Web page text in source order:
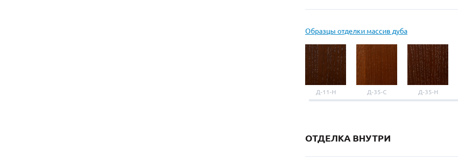
Образцы отделки массив дуба
Д-11-Н Д-35-С Д-35-Н
ОТДЕЛКА ВНУТРИ